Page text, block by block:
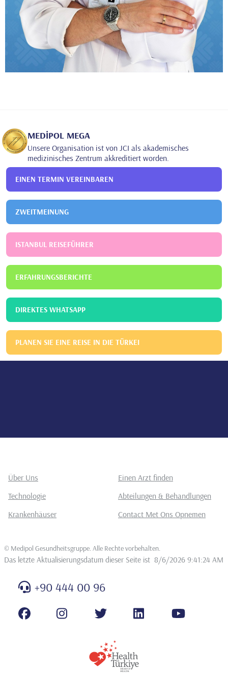
MEDİPOL MEGA
Unsere Organisation ist von JCI als akademisches
medizinisches Zentrum akkreditiert worden.
EINEN TERMIN VEREINBAREN
ZWEITMEINUNG
ISTANBUL REISEFÜHRER
ERFAHRUNGSBERICHTE
DIREKTES WHATSAPP
PLANEN SIE EINE REISE IN DIE TÜRKEI
Über Uns
Einen Arzt finden
Technologie
Abteilungen & Behandlungen
Krankenhäuser
Contact Met Ons Opnemen
© Medipol Gesundheitsgruppe. Alle Rechte vorbehalten
Das letzte Aktualisierungsdatum dieser Seite ist 8/6/2026 9:41:24 AM
+90 444 00 96